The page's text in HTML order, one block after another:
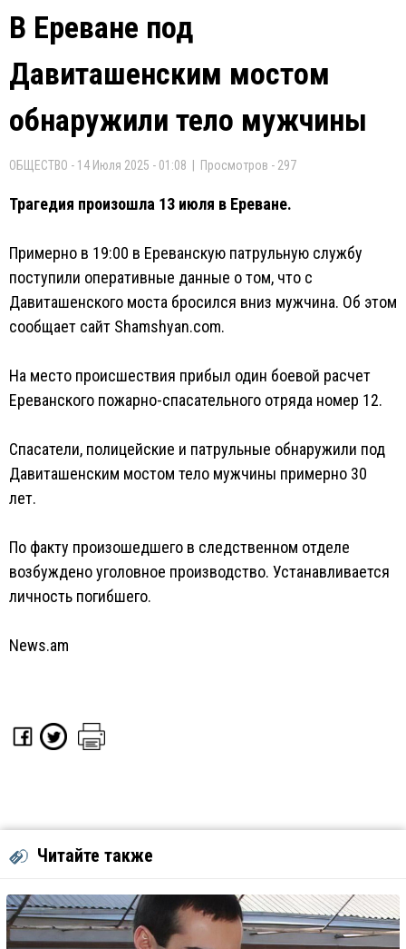
В Ереване под
Давиташенским мостом
обнаружили тело мужчины
ОБЩЕСТВО - 14 Июля 2025 - 01:08 | Просмотров - 297
Трагедия произошла 13 июля в Ереване.
Примерно в 19:00 в Ереванскую патрульную службу
поступили оперативные данные о том, что с
Давиташенского моста бросился вниз мужчина. Об этом
сообщает сайт Shamshyan.com.
На место происшествия прибыл один боевой расчет
Ереванского пожарно-спасательного отряда номер 12.
Спасатели, полицейские и патрульные обнаружили под
Давиташенским мостом тело мужчины примерно 30
лет.
По факту произошедшего в следственном отделе
возбуждено уголовное производство. Устанавливается
личность погибшего.
News.am
Читайте также